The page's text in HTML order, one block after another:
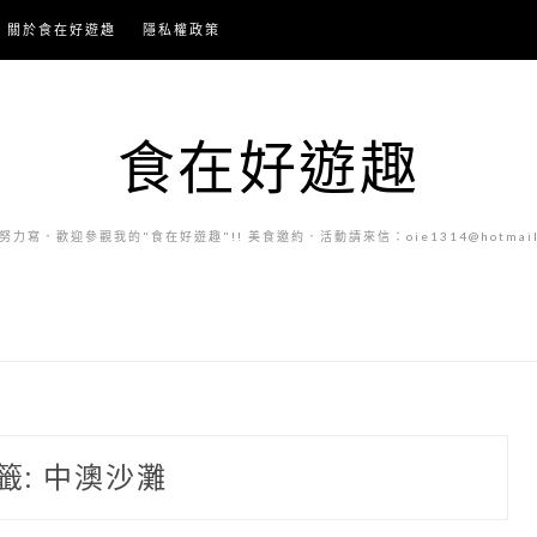
關於食在好遊趣 隱私權政策
食在好遊趣
力寫．歡迎參觀我的"食在好遊趣"!! 美食邀約．活動請來信：
: 中澳沙灘